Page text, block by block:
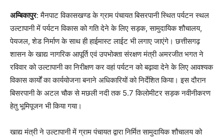
अम्बिकापुर: मैनपाट विकासखण्ड के ग्राम पंचायत बिसरपानी स्थित पर्यटन स्थल
उल्टापानी में पर्यटन विकास को गति देने के लिए सड़क, सामुदायिक शौचालय,
पेयजल, शेड निर्माण के साथ ही हाईमास्ट लाईट भी लगाए जाएंगे। छत्तीसगढ़
शासन के खाद्य नागरिक आपूर्ति एवं उपभोक्ता संरक्षण मंत्री अमरजीत भगत ने
रविवार को उल्टापानी का निरीक्षण कर वहां पर्यटन को बढ़ावा देने के लिए आवश्यक
विकास कार्यों का कार्ययोजना बनाने अधिकारियों को निर्देशित किया। इस दौरान
बिसरपानी के अटल चौक से मछली नदी तक 5.7 किलोमीटर सड़क नवीनीकरण
हेतु भूमिपूजन भी किया गया।
खाद्य मंत्री ने उल्टापानी में ग्राम पंचायत द्वारा निर्मित सामुदायिक शौचालय को